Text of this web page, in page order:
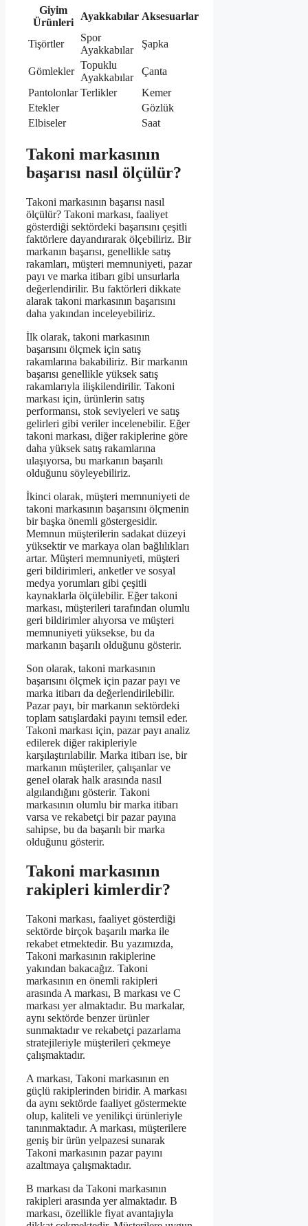
Giyim
Ürünleri
Ayakkabılar Aksesuarlar
Tişörtler
Spor
Ayakkabılar
Şapka
Gömlekler
Topuklu
Ayakkabılar
Çanta
Pantolonlar Terlikler
Kemer
Etekler
Gözlük
Elbiseler
Saat
Takoni markasının
başarısı nasıl ölçülür?
Takoni markasının başarısı nasıl
ölçülür? Takoni markası, faaliyet
gösterdiği sektördeki başarısını çeşitli
faktörlere dayandırarak ölçebiliriz. Bir
markanın başarısı, genellikle satış
rakamları, müşteri memnuniyeti, pazar
payı ve marka itibarı gibi unsurlarla
değerlendirilir. Bu faktörleri dikkate
alarak takoni markasının başarısını
daha yakından inceleyebiliriz.
İlk olarak, takoni markasının
başarısını ölçmek için satış
rakamlarına bakabiliriz. Bir markanın
başarısı genellikle yüksek satış
rakamlarıyla ilişkilendirilir. Takoni
markası için, ürünlerin satış
performansı, stok seviyeleri ve satış
gelirleri gibi veriler incelenebilir. Eğer
takoni markası, diğer rakiplerine göre
daha yüksek satış rakamlarına
ulaşıyorsa, bu markanın başarılı
olduğunu söyleyebiliriz.
İkinci olarak, müşteri memnuniyeti de
takoni markasının başarısını ölçmenin
bir başka önemli göstergesidir.
Memnun müşterilerin sadakat düzeyi
yüksektir ve markaya olan bağlılıkları
artar. Müşteri memnuniyeti, müşteri
geri bildirimleri, anketler ve sosyal
medya yorumları gibi çeşitli
kaynaklarla ölçülebilir. Eğer takoni
markası, müşterileri tarafından olumlu
geri bildirimler alıyorsa ve müşteri
memnuniyeti yüksekse, bu da
markanın başarılı olduğunu gösterir.
Son olarak, takoni markasının
başarısını ölçmek için pazar payı ve
marka itibarı da değerlendirilebilir.
Pazar payı, bir markanın sektördeki
toplam satışlardaki payını temsil eder.
Takoni markası için, pazar payı analiz
edilerek diğer rakipleriyle
karşılaştırılabilir. Marka itibarı ise, bir
markanın müşteriler, çalışanlar ve
genel olarak halk arasında nasıl
algılandığını gösterir. Takoni
markasının olumlu bir marka itibarı
varsa ve rekabetçi bir pazar payına
sahipse, bu da başarılı bir marka
olduğunu gösterir.
Takoni markasının
rakipleri kimlerdir?
Takoni markası, faaliyet gösterdiği
sektörde birçok başarılı marka ile
rekabet etmektedir. Bu yazımızda,
Takoni markasının rakiplerine
yakından bakacağız. Takoni
markasının en önemli rakipleri
arasında A markası, B markası ve C
markası yer almaktadır. Bu markalar,
aynı sektörde benzer ürünler
sunmaktadır ve rekabetçi pazarlama
stratejileriyle müşterileri çekmeye
çalışmaktadır.
A markası, Takoni markasının en
güçlü rakiplerinden biridir. A markası
da aynı sektörde faaliyet göstermekte
olup, kaliteli ve yenilikçi ürünleriyle
tanınmaktadır. A markası, müşterilere
geniş bir ürün yelpazesi sunarak
Takoni markasının pazar payını
azaltmaya çalışmaktadır.
B markası da Takoni markasının
rakipleri arasında yer almaktadır. B
markası, özellikle fiyat avantajıyla